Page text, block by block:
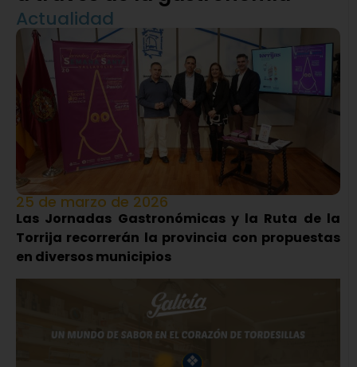
Actualidad
25 de marzo de 2026
Las Jornadas Gastronómicas y la Ruta de la
Torrija recorrerán la provincia con propuestas
en diversos municipios